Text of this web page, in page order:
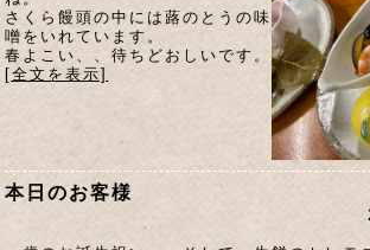
さくら饅頭の中には蕗のとうの味
噌をいれています。
春よこい、、待ちどおしいです。
[全文を表示]
本日のお客様